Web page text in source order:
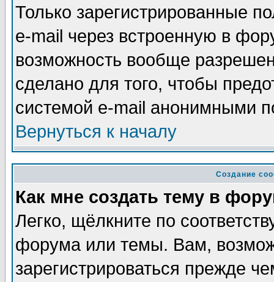
Только зарегистрированные
e-mail через встроенную в
возможность вообще
сделано для того, чтобы
системой e-mail анонимными
Вернуться к началу
Создание
Как мне создать тему в
Легко, щёлкните по
форума или темы. Вам,
зарегистрироваться прежде